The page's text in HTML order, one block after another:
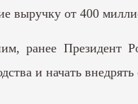
выручку от 400
ранее Президент
и начать